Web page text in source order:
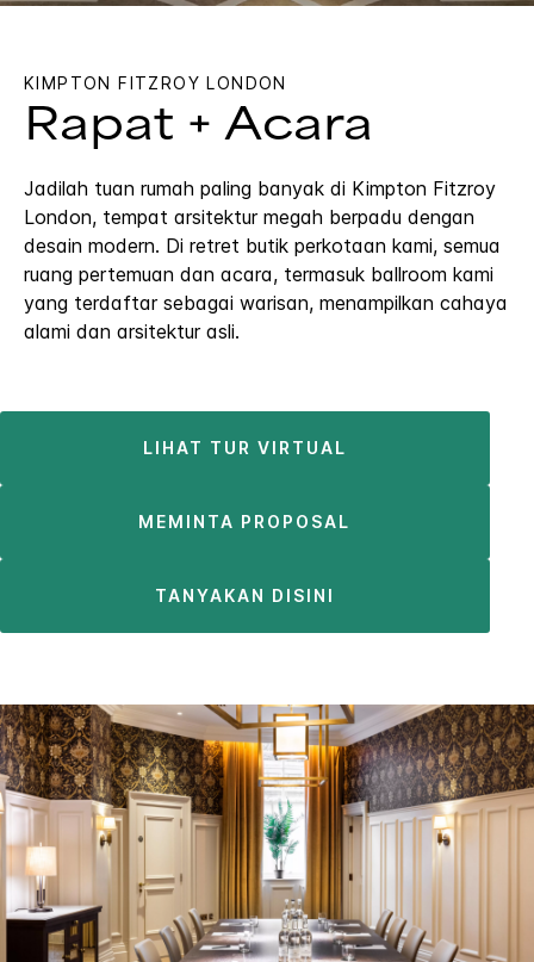
KIMPTON FITZROY LONDON
Rapat + Acara
Jadilah tuan rumah paling banyak di Kimpton Fitzroy
London, tempat arsitektur megah berpadu dengan
desain modern. Di retret butik perkotaan kami, semua
ruang pertemuan dan acara, termasuk ballroom kami
yang terdaftar sebagai warisan, menampilkan cahaya
alami dan arsitektur asli.
LIHAT TUR VIRTUAL
MEMINTA PROPOSAL
TANYAKAN DISINI